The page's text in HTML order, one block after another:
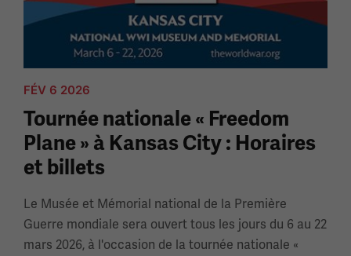
FÉV 6 2026
Tournée nationale « Freedom
Plane » à Kansas City : Horaires
et billets
Le Musée et Mémorial national de la Première
Guerre mondiale sera ouvert tous les jours du 6 au 22
mars 2026, à l'occasion de la tournée nationale «